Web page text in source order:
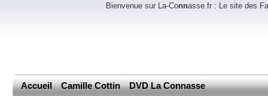
Bienvenue sur La-Connasse.fr : Le site des
Accueil Camille Cottin DVD La Connasse